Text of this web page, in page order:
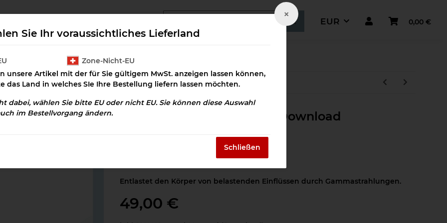
EUR 0,00 €
neutralisieren Feiung Gammastrahlung Download
Feiung Gammastrahlung Download
Entlastet den Körper von belastenden Einflüssen durch Gammastrahlungen.
49,00 €
×
Sie Ihr voraussichtliches Lieferland
Zone-Nicht-EU
unsere Artikel mit der für Sie gültigem MwSt. anzeigen lassen können,
das Land in welches SIe Ihre Bestellung liefern lassen möchten.
dabei, wählen Sie bitte EU oder nicht EU. Sie können diese Auswahl
im Bestellvorgang ändern.
Schließen